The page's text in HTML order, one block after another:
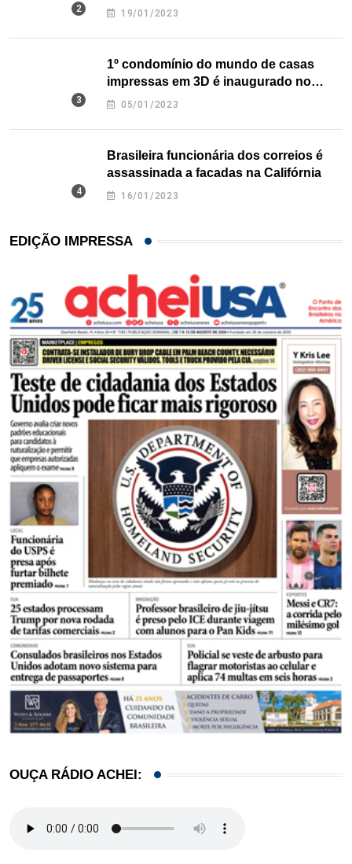
nos EUA
19/01/2023
1º condomínio do mundo de casas
impressas em 3D é inaugurado no
Texas
05/01/2023
Brasileira funcionária dos correios é
assassinada a facadas na Califórnia
16/01/2023
EDIÇÃO IMPRESSA
OUÇA RÁDIO ACHEI: